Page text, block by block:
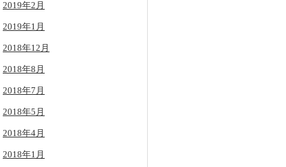
2019年2月
2019年1月
2018年12月
2018年8月
2018年7月
2018年5月
2018年4月
2018年1月